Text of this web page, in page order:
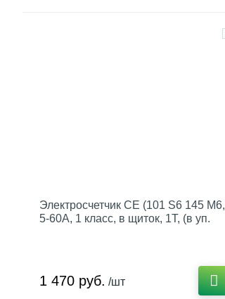
Электросчетчик СЕ (101 S6 145 М6,
5-60А, 1 класс, в щиток, 1Т, (в уп.
1 470 руб. /шт